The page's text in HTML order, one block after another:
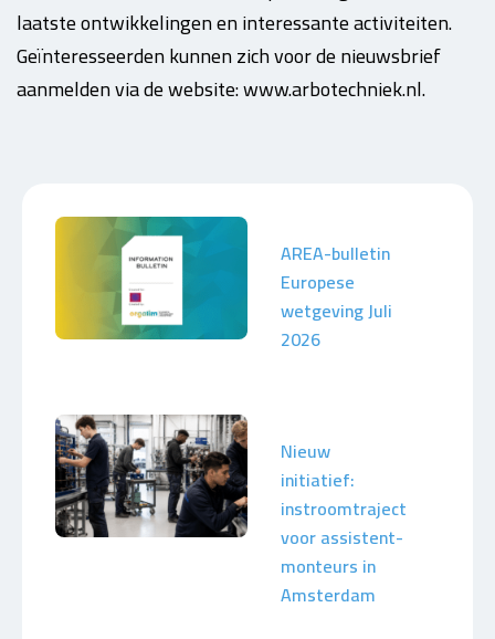
laatste ontwikkelingen en interessante activiteiten.
Geïnteresseerden kunnen zich voor de nieuwsbrief
aanmelden via de website: www.arbotechniek.nl.
AREA-bulletin
Europese
wetgeving Juli
2026
Nieuw
initiatief:
instroomtraject
voor assistent-
monteurs in
Amsterdam